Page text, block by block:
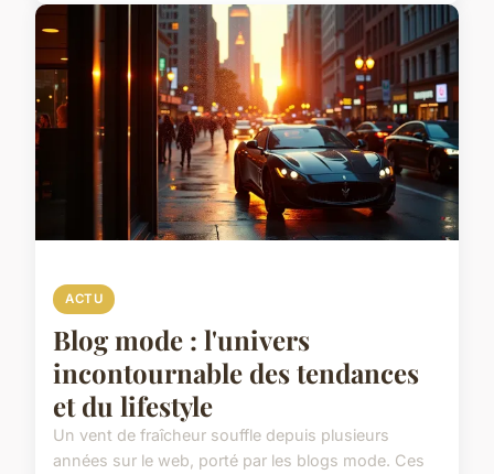
ACTU
Blog mode : l'univers
incontournable des tendances
et du lifestyle
Un vent de fraîcheur souffle depuis plusieurs
années sur le web, porté par les blogs mode. Ces